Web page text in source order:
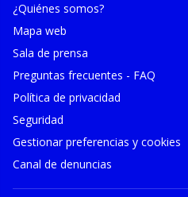
¿Quiénes somos?
Mapa web
Sala de prensa
Preguntas frecuentes - FAQ
Política de privacidad
Seguridad
Gestionar preferencias y cookies
Canal de denuncias